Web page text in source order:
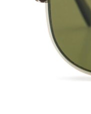
43 mm
Glashoogte